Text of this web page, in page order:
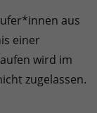
aus
einer
wird im
zugelassen.